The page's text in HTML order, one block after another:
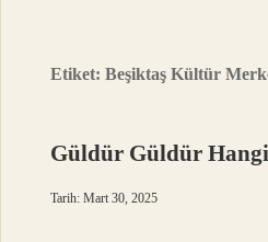
Etiket:Beşiktaş Kültür
Güldür Güldür
Tarih: Mart 30, 2025